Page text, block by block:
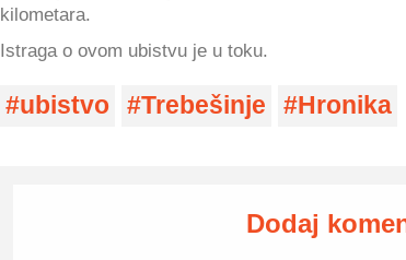
kilometara.
Istraga o ovom ubistvu je u toku.
ubistvo Trebešinje Hronika
Dodaj